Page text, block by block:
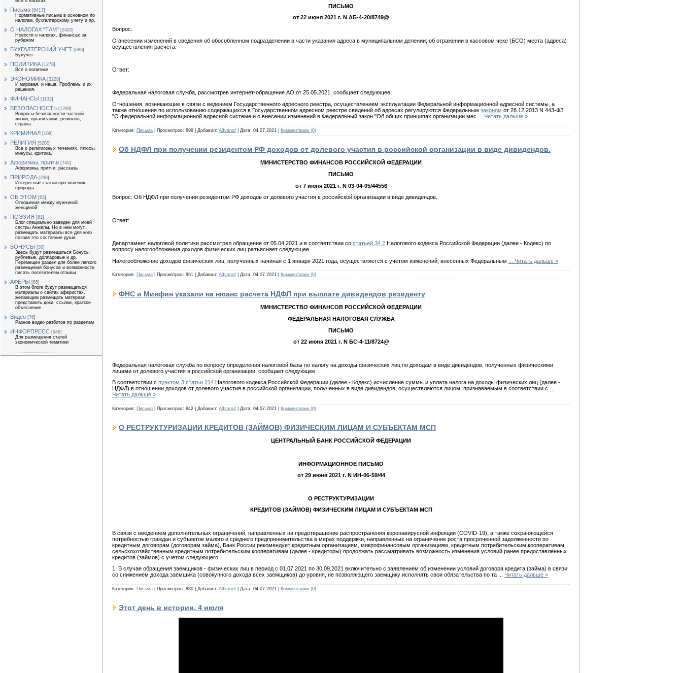
Письма [6417]
Нормативные письма в основном по
налогам, бухгалтерскому учету и пр.
О НАЛОГАХ "ТАМ" [2420]
Новости о налогах, финансах за
рубежом
БУХГАЛТЕРСКИЙ УЧЕТ [683]
Бухучет
ПОЛИТИКА [1278]
Все о политике
ЭКОНОМИКА [3228]
И мировая, и наша. Проблемы и их
решения.
ФИНАНСЫ [1132]
БЕЗОПАСНОСТЬ [1299]
Вопросы безопасности частной
жизни, организации, регионов,
страны.
КРИМИНАЛ [109]
РЕЛИГИЯ [5200]
Все о религиозных течениях, плюсы,
минусы, критика.
Афоризмы, притчи [745]
Афоризмы, притчи, рассказы
ПРИРОДА [298]
Интересные статьи про явления
природы
ОБ ЭТОМ [63]
Отношения между мужчиной
женщиной
ПОЭЗИЯ [61]
Блог специально заведен для моей
сестры Анжелы. Но в нем могут
размещать материалы все для кого
поэзия это состояние души.
БОНУСЫ [30]
Здесь будут размещаться Бонусы
рублевые, долларовые и др.
Перемещен раздел для более легкого
размещения бонусов и возможности
писать посетителям отзывы
АФЕРЫ [65]
В этом блоге будут размещаться
материалы о сайтах аферистах,
желающим размещать материал
представить доки, ссылки, краткое
объяснение.
Видео [76]
Разное видео разбитое по разделам
ИНФОРПРЕСС [948]
Для размещения статей
экономической тематики
ПИСЬМО
от 22 июня 2021 г. N АБ-4-20/8749@
Вопрос:
О внесении изменений в сведения об обособленном подразделении в части указания адреса в муниципальном делении; об отражении в кассовом чеке (БСО) места (адреса)
осуществления расчета.
Ответ:
Федеральная налоговая служба, рассмотрев интернет-обращение АО от 25.05.2021, сообщает следующее.
Отношения, возникающие в связи с ведением Государственного адресного реестра, осуществлением эксплуатации Федеральной информационной адресной системы, а
также отношения по использованию содержащихся в Государственном адресном реестре сведений об адресах регулируются Федеральным законом от 28.12.2013 N 443-ФЗ
"О федеральной информационной адресной системе и о внесении изменений в Федеральный закон "Об общих принципах организации мес
Читать дальше »
Категория: Письма Просмотров: 899 Добавил: AlIvanof Дата: 04.07.2021 Комментарии (0)
Об НДФЛ при получении резидентом РФ доходов от долевого участия в российской организации в виде дивидендов.
МИНИСТЕРСТВО ФИНАНСОВ РОССИЙСКОЙ ФЕДЕРАЦИИ
ПИСЬМО
от 7 июня 2021 г. N 03-04-05/44556
Вопрос: Об НДФЛ при получении резидентом РФ доходов от долевого участия в российской организации в виде дивидендов.
Ответ:
Департамент налоговой политики рассмотрел обращение от 05.04.2021 и в соответствии со статьей 34.2 Налогового кодекса Российской Федерации (далее - Кодекс) по
вопросу налогообложения доходов физических лиц разъясняет следующее.
Налогообложение доходов физических лиц, полученных начиная с 1 января 2021 года, осуществляется с учетом изменений, внесенных Федеральным
Читать дальше »
Категория: Письма Просмотров: 961 Добавил: AlIvanof Дата: 04.07.2021 Комментарии (0)
ФНС и Минфин указали на нюанс расчета НДФЛ при выплате дивидендов резиденту
МИНИСТЕРСТВО ФИНАНСОВ РОССИЙСКОЙ ФЕДЕРАЦИИ
ФЕДЕРАЛЬНАЯ НАЛОГОВАЯ СЛУЖБА
ПИСЬМО
от 22 июня 2021 г. N БС-4-11/8724@
Федеральная налоговая служба по вопросу определения налоговой базы по налогу на доходы физических лиц по доходам в виде дивидендов, полученных физическими
лицами от долевого участия в российской организации, сообщает следующее.
В соответствии с пунктом 3 статьи 214 Налогового кодекса Российской Федерации (далее - Кодекс) исчисление суммы и уплата налога на доходы физических лиц (далее -
НДФЛ) в отношении доходов от долевого участия в российской организации, полученных в виде дивидендов, осуществляются лицом, признаваемым в соответствии с
Читать дальше »
Категория: Письма Просмотров: 842 Добавил: AlIvanof Дата: 04.07.2021 Комментарии (0)
О РЕСТРУКТУРИЗАЦИИ КРЕДИТОВ (ЗАЙМОВ) ФИЗИЧЕСКИМ ЛИЦАМ И СУБЪЕКТАМ МСП
ЦЕНТРАЛЬНЫЙ БАНК РОССИЙСКОЙ ФЕДЕРАЦИИ
ИНФОРМАЦИОННОЕ ПИСЬМО
от 29 июня 2021 г. N ИН-06-59/44
О РЕСТРУКТУРИЗАЦИИ
КРЕДИТОВ (ЗАЙМОВ) ФИЗИЧЕСКИМ ЛИЦАМ И СУБЪЕКТАМ МСП
В связи с введением дополнительных ограничений, направленных на предотвращение распространения коронавирусной инфекции (COVID-19), а также сохраняющейся
потребностью граждан и субъектов малого и среднего предпринимательства в мерах поддержки, направленных на ограничение роста просроченной задолженности по
кредитным договорам (договорам займа), Банк России рекомендует кредитным организациям, микрофинансовым организациям, кредитным потребительским кооперативам,
сельскохозяйственным кредитным потребительским кооперативам (далее - кредиторы) продолжать рассматривать возможность изменения условий ранее предоставленных
кредитов (займов) с учетом следующего.
1. В случае обращения заемщиков - физических лиц в период с 01.07.2021 по 30.09.2021 включительно с заявлением об изменении условий договора кредита (займа) в связи
со снижением дохода заемщика (совокупного дохода всех заемщиков) до уровня, не позволяющего заемщику исполнять свои обязательства по та
Читать дальше »
Категория: Письма Просмотров: 880 Добавил: AlIvanof Дата: 04.07.2021 Комментарии (0)
Этот день в истории. 4 июля